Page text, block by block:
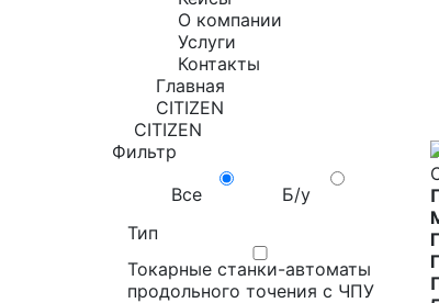
О компании
Услуги
Контакты
Главная
CITIZEN
CITIZEN
Фильтр
Все
Б/у
Тип
Токарные станки-автоматы
продольного точения с ЧПУ